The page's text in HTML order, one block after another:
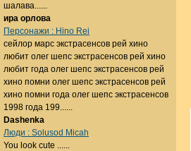
шалава......
ира орлова
Персонажи : Hino Rei
сейлор марс экстрасенсов рей хино
любит олег шепс экстрасенсов рей хино
любит года олег шепс экстрасенсов рей
хино помни олег шепс экстрасенсов рей
хино помни года олег шепс экстрасенсов
1998 года 199......
Dashenka
Люди : Solusod Micah
You look cute ......